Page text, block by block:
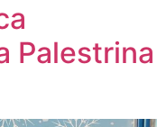
Palestrina